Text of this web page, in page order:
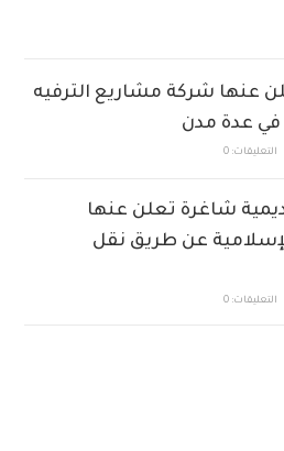
عنها شركة مشاريع الترفيه
عدة مدن
التعليقات: 0
شاغرة تعلن عنها
عن طريق نقل
التعليقات: 0